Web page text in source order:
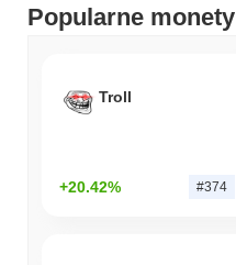
Popularne monety
Troll
+20.42% #374